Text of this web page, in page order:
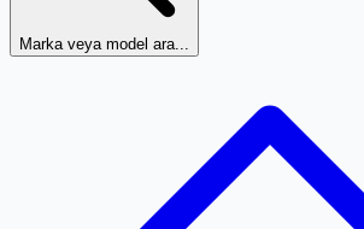
Marka veya model ara...